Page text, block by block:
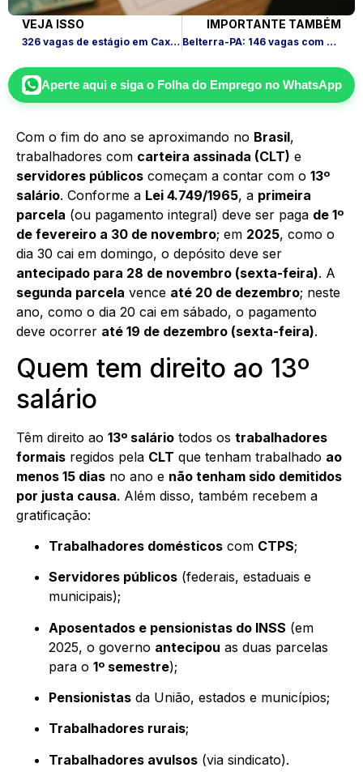
VEJA ISSO
326 vagas de estágio em Caxias do Sul no CIEE-RS
IMPORTANTE TAMBÉM
Belterra-PA: 146 vagas com salário de até R$ 4,8 mil
Aperte aqui e siga o Folha do Empregono WhatsApp
Com o fim do ano se aproximando no Brasil,
trabalhadores com carteira assinada (CLT) e
servidores públicos começam a contar com o 13º
salário. Conforme a Lei 4.749/1965, a primeira
parcela (ou pagamento integral) deve ser paga de 1º
de fevereiro a 30 de novembro; em 2025, como o
dia 30 cai em domingo, o depósito deve ser
antecipado para 28 de novembro (sexta-feira). A
segunda parcela vence até 20 de dezembro; neste
ano, como o dia 20 cai em sábado, o pagamento
deve ocorrer até 19 de dezembro (sexta-feira).
Quem tem direito ao 13º
salário
Têm direito ao 13º salário todos os trabalhadores
formais regidos pela CLT que tenham trabalhado ao
menos 15 dias no ano e não tenham sido demitidos
por justa causa. Além disso, também recebem a
gratificação:
Trabalhadores domésticos com CTPS;
Servidores públicos (federais, estaduais e
municipais);
Aposentados e pensionistas do INSS (em
2025, o governo antecipou as duas parcelas
para o 1º semestre);
Pensionistas da União, estados e municípios;
Trabalhadores rurais;
Trabalhadores avulsos (via sindicato).